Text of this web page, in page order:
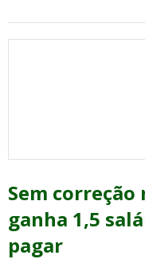
Sem correção
ganha 1,5
pagar